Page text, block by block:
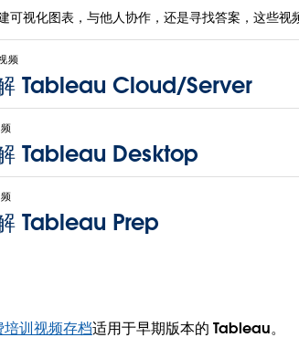
可视化图表，与他人协作，还是寻找答案，这些视
Tableau Cloud/Server
频
Tableau Desktop
Tableau Prep
培训视频存档适用于早期版本的 Tableau。